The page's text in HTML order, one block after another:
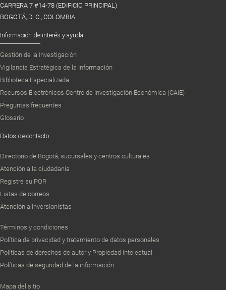
Adicionalmente el multiplicador del
gasto es mayor que el de los
impuestos; sin embargo,
tiempo, con el multiplicador del gasto
(impuesto)
cayendo (aumentando) desde el
comienzo de la Gran Recesión.
monetaria entre la zona euro y los
Estados Unidos. Aparte de que los
multiplicadores fiscales
varían demasiado. La política fiscal
keynesiana (u orientada al gasto) es
más efectiva
en expandir la actividad económica en
CARRERA 7 #14-78 (EDIFICIO PRINCIPAL)
BOGOTÁ, D. C., COLOMBIA
Información de interés y ayuda
Gestión de la Investigación
Vigilancia Estratégica de la Información
Biblioteca Especializada
Recursos Electrónicos Centro de Investigación Económica (CAIE)
Preguntas frecuentes
Glosario
Datos de contacto
Directorio de Bogotá, sucursales y centros culturales
Atención a la ciudadanía
Registre su PQR
Listas de correos
Atención a inversionistas
Términos y condiciones
Política de privacidad y tratamiento de datos personales
Políticas de derechos de autor y Propiedad intelectual
Políticas de seguridad de la información
Mapa del sitio